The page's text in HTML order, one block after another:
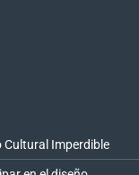
Cultural Imperdible